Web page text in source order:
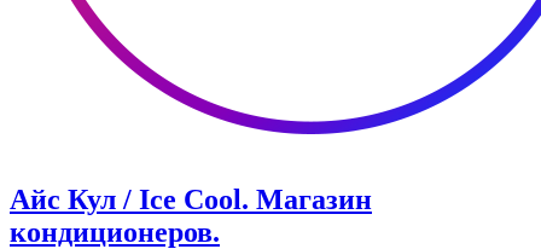
Айс Кул / Ice Cool. Магазин
кондиционеров.